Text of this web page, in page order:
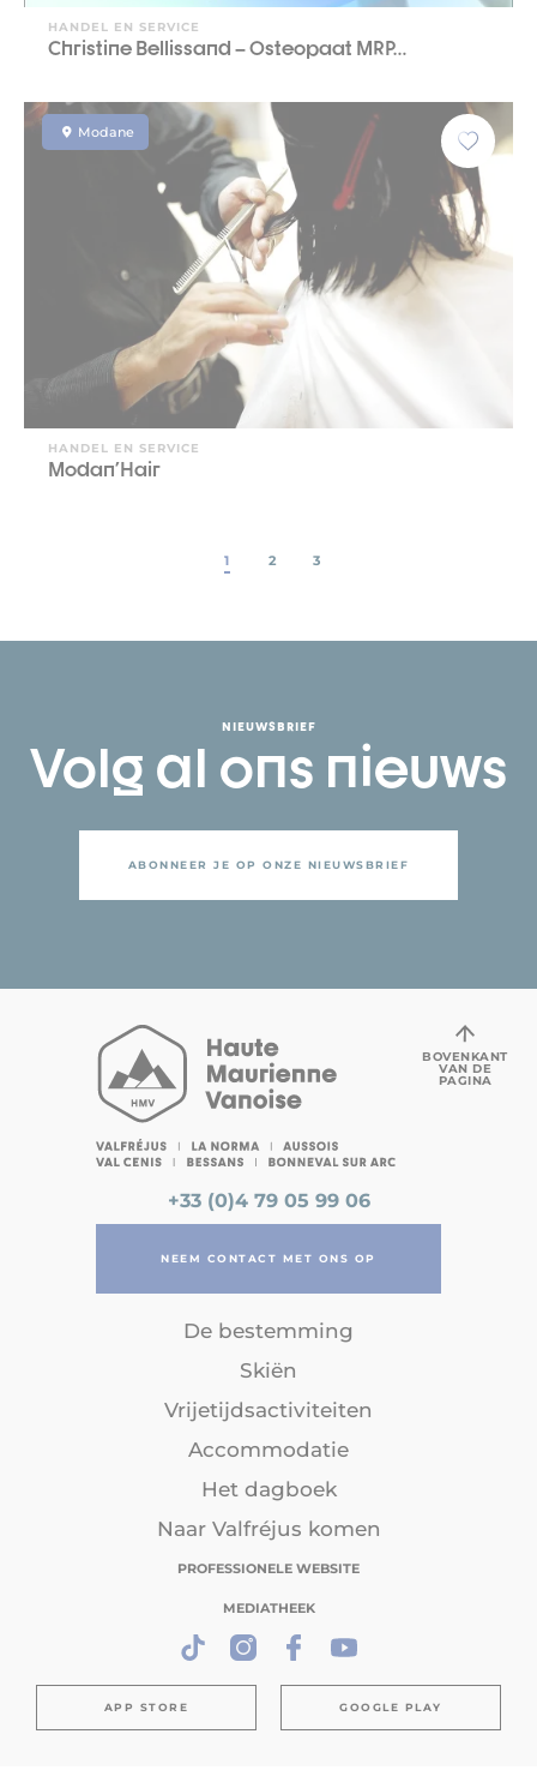
HANDEL EN SERVICE
Christine Bellissand – Osteopaat MRP…
Modane
HANDEL EN SERVICE
Modan'Hair
1 2 3
NIEUWSBRIEF
Volg al ons nieuws
ABONNEER JE OP ONZE NIEUWSBRIEF
+33 (0)4 79 05 99 06
NEEM CONTACT MET ONS OP
De bestemming
Skiën
Vrijetijdsactiviteiten
Accommodatie
Het dagboek
Naar Valfréjus komen
PROFESSIONELE WEBSITE
MEDIATHEEK
APP STORE GOOGLE PLAY
BOVENKANT
VAN DE
PAGINA